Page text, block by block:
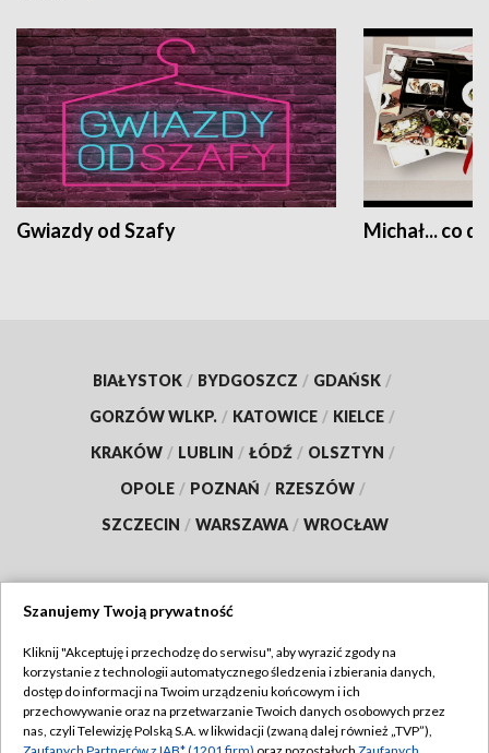
Gwiazdy od Szafy Michał... co
BIAŁYSTOK / BYDGOSZCZ / GDAŃSK /
GORZÓW WLKP. / KATOWICE / KIELCE /
KRAKÓW / LUBLIN / ŁÓDŹ / OLSZTYN /
OPOLE / POZNAŃ / RZESZÓW /
SZCZECIN / WARSZAWA / WROCŁAW
TVP
Abonament TVP
Emisja w TVP
Regulamin TVP
Szanujemy Twoją prywatność
Kliknij "Akceptuję i przechodzę do serwisu", aby wyrazić zgody na
korzystanie z technologii automatycznego śledzenia i zbierania danych,
dostęp do informacji na Twoim urządzeniu końcowym i ich
przechowywanie oraz na przetwarzanie Twoich danych osobowych przez
nas, czyli Telewizję Polską S.A. w likwidacji (zwaną dalej również „TVP”),